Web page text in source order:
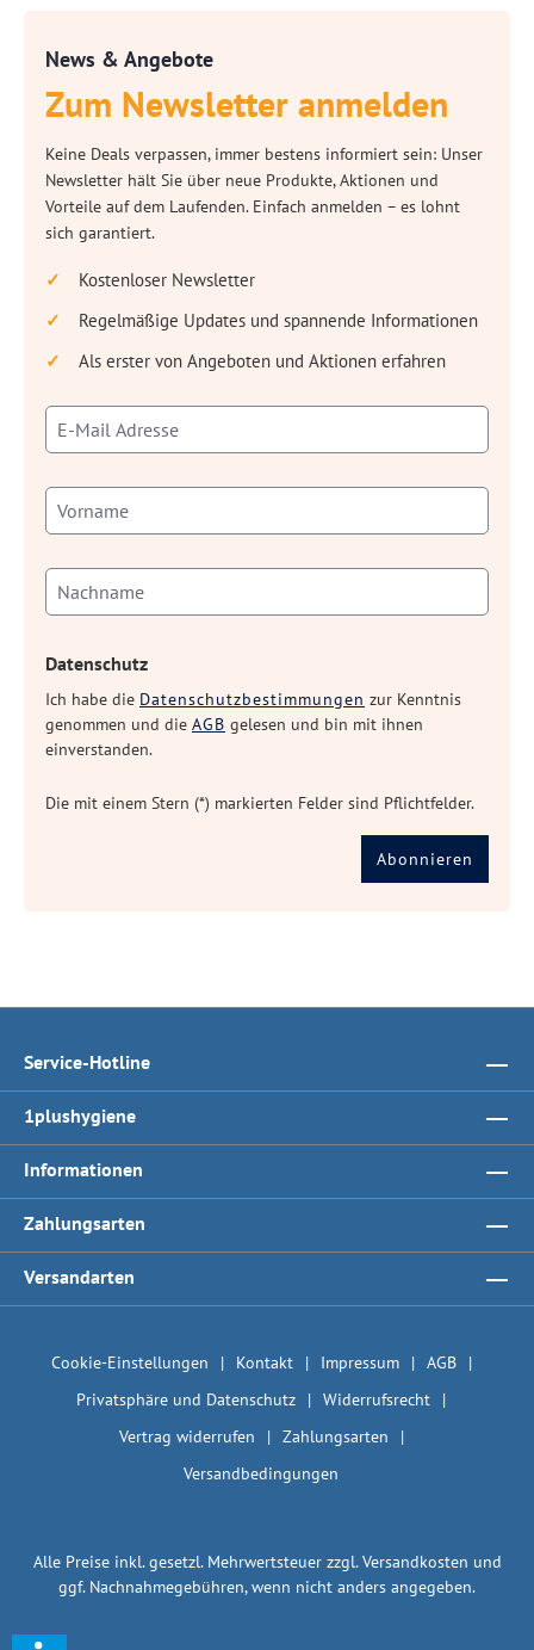
News & Angebote
Zum Newsletter anmelden
Keine Deals verpassen, immer bestens informiert sein: Unser
Newsletter hält Sie über neue Produkte, Aktionen und
Vorteile auf dem Laufenden. Einfach anmelden – es lohnt
sich garantiert.
Kostenloser Newsletter
Regelmäßige Updates und spannende Informationen
Als erster von Angeboten und Aktionen erfahren
Datenschutz
Ich habe die Datenschutzbestimmungen zur Kenntnis
genommen und die AGB gelesen und bin mit ihnen
einverstanden.
Die mit einem Stern (*) markierten Felder sind Pflichtfelder.
Abonnieren
Service-Hotline
1plushygiene
Informationen
Zahlungsarten
Versandarten
Cookie-Einstellungen Kontakt Impressum
AGB
Privatsphäre und Datenschutz
Widerrufsrecht
Vertrag widerrufen
Zahlungsarten
Versandbedingungen
Alle Preise inkl. gesetzl. Mehrwertsteuer zzgl.Versandkosten und
ggf. Nachnahmegebühren, wenn nicht anders angegeben.